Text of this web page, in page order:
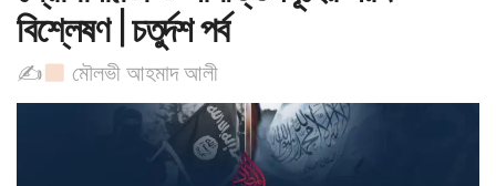
বিশ্লেষণ | চতুর্দশ পর্ব
✍ মৌলভী আহমাদ আলী